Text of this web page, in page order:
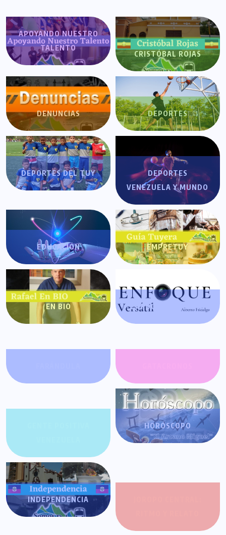
APOYANDO NUESTRO
TALENTO
CRISTÓBAL ROJAS
DENUNCIAS DEPORTES
DEPORTES DEL TUY
DEPORTES
VENEZUELA Y MUNDO
EDUCACIÓN EMPRETUY
EN BIO ENFOQUE VERSÁTIL
HORÓSCOPO
INDEPENDENCIA